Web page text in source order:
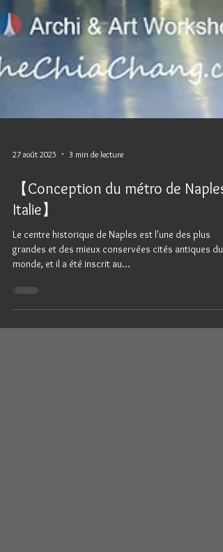
27 août 2025 3 min de lecture
【Conception du métro de Naples,
Italie】
Le centre historique de Naples est l'une des plus
monde, et il a été inscrit au...